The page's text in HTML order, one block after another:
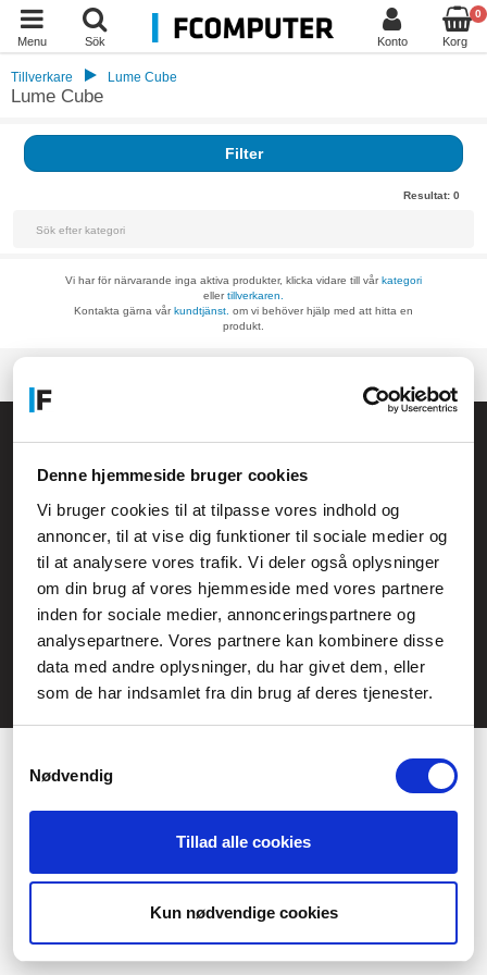
Denne hjemmeside bruger cookies
Vi bruger cookies til at tilpasse vores indhold og
annoncer, til at vise dig funktioner til sociale medier og
til at analysere vores trafik. Vi deler også oplysninger
om din brug af vores hjemmeside med vores partnere
inden for sociale medier, annonceringspartnere og
analysepartnere. Vores partnere kan kombinere disse
data med andre oplysninger, du har givet dem, eller
som de har indsamlet fra din brug af deres tjenester.
Nødvendig
Tillad alle cookies
Kun nødvendige cookies
Menu Sök Konto
0
Korg
Tillverkare Lume Cube
Lume Cube
Filter
Resultat: 0
Vi har för närvarande inga aktiva produkter, klicka vidare till vårkategori
ellertillverkaren.
Kontakta gärna vårkundtjänst. om vi behöver hjälp med att hitta en
produkt.
kundservice@fcomputer.se
Service- och reklamationsavdelningen:
service@fcomputer.se
Webbplatskarta
Kundcenter
3 veckors returrätt
Ångra köp
Skapa klagomål
Datasäkerhet/cookies